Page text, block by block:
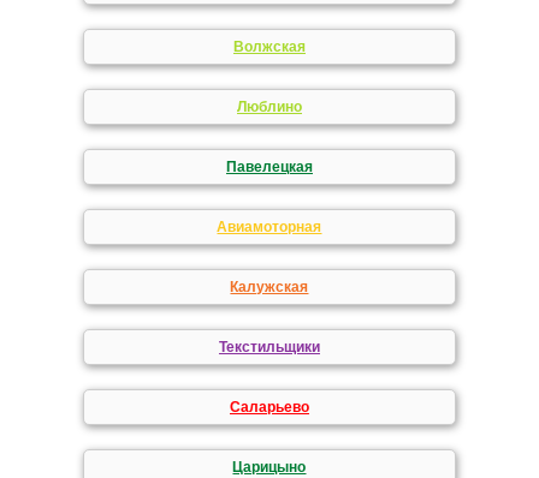
Волжская
Люблино
Павелецкая
Авиамоторная
Калужская
Текстильщики
Саларьево
Царицыно